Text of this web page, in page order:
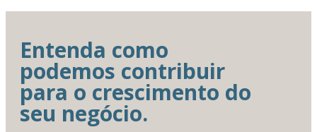
Entenda como
podemos contribuir
para o crescimento do
seu negócio.